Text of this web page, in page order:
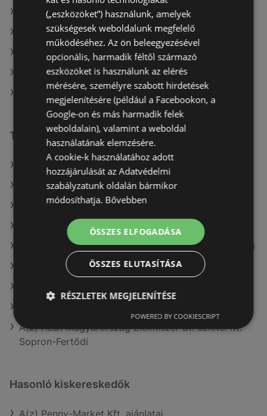
ALDI Magyarország Élelmiszer Bt. itt: Gyulai
ALDI Magyarország Élelmiszer Bt. itt: Mohácsi
ALDI Magyarország Élelmiszer Bt. itt: Budaörsi
ALDI Magyarország Élelmiszer Bt. itt: Győri
ALDI Magyarország Élelmiszer Bt. itt: Karcagi
További linkek
A(z) ALDI Magyarország Élelmiszer Bt. ajánlatai
A(z) AlphaZoo ajánlatai
A(z) Interspar ajánlatai
A(z) Coop aktuális akciós újságjai
A(z) Fressnapf-Hungária Kft. aktuális akciós újságjai
A(z) Spar aktuális akciós újságjai
A(z) ALDI Magyarország Élelmiszer Bt. üzletei itt:
Sopron-Fertődi
Hasonló kiskereskedők
(„eszközöket”) használunk, amelyek
szükségesek weboldalunk megfelelő
működéséhez. Az ön beleegyezésével
opcionális, harmadik féltől származó
eszközöket is használunk az elérés
mérésére, személyre szabott hirdetések
megjelenítésére (például a Facebookon, a
Google-on és más harmadik felek
weboldalain), valamint a weboldal
használatának elemzésére.
A cookie-k használatához adott
hozzájárulását az Adatvédelmi
szabályzatunk oldalán bármikor
módosíthatja. Bővebben
ÖSSZES ELFOGADÁSA
ÖSSZES ELUTASÍTÁSA
RÉSZLETEK MEGJELENÍTÉSE
POWERED BY COOKIESCRIPT